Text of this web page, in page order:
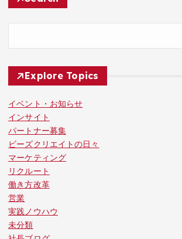
Explore Topics
イベント・お知らせ
インサイト
パートナー募集
ビーズクリエイトの日々
マーケティング
リクルート
働き方改革
営業
実践ノウハウ
未分類